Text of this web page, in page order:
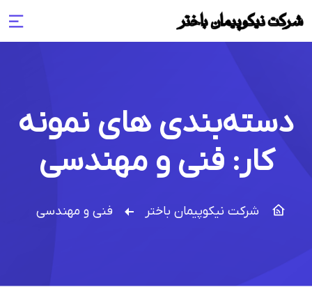
دسته‌بندی های نمونه
کار:فنی و مهندسی
شرکت نیکوپیمان باختر فنی و مهندسی